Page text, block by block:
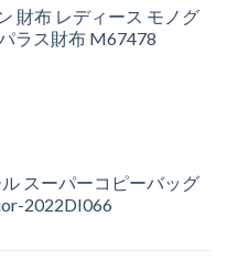
財布 レディース モノグ
ラス財布 M67478
スーパーコピーバッグ
2022DI066